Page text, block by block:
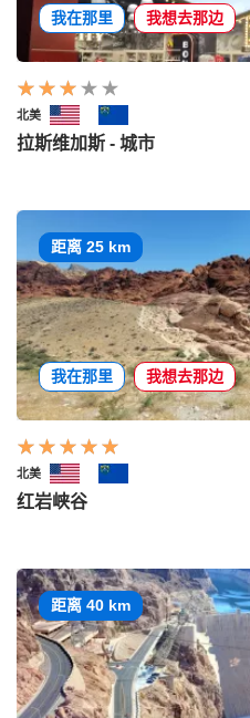
我在那里 我想去那边
北美
拉斯维加斯 - 城市
距离 25 km
我在那里 我想去那边
北美
红岩峡谷
距离 40 km